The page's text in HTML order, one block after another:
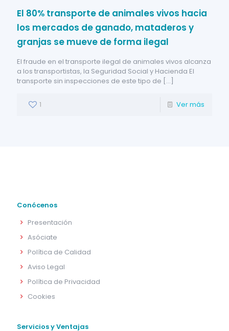
El 80% transporte de animales vivos hacia
los mercados de ganado, mataderos y
granjas se mueve de forma ilegal
El fraude en el transporte ilegal de animales vivos alcanza
a los transportistas, la Seguridad Social y Hacienda El
transporte sin inspecciones de este tipo de […]
1 Ver más
Conócenos
Presentación
Asóciate
Política de Calidad
Aviso Legal
Política de Privacidad
Cookies
Servicios y Ventajas